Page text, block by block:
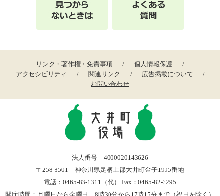
リンク・著作権・免責事項
個人情報保護
アクセシビリティ
関連リンク
広告掲載について
お問い合わせ
法人番号 4000020143626
〒258-8501 神奈川県足柄上郡大井町金子1995番地
電話：0465-83-1311（代） Fax：0465-82-3295
開庁時間：月曜日から金曜日 8時30分から17時15分まで（祝日を除く）